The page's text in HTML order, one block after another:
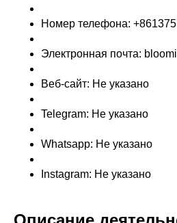
Номер телефона:
Электронная почта:
Веб-сайт: Не указано
Telegram: Не указано
Whatsapp: Не указано
Instagram: Не указано